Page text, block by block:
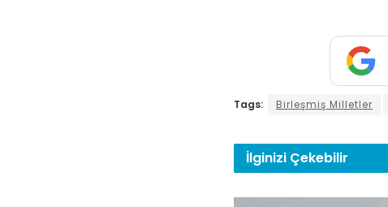
Tags: Birleşmiş Milletler
İlginizi Çekebilir